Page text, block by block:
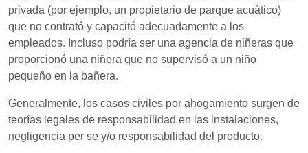
privada (por ejemplo, un propietario de parque acuático)
que no contrató y capacitó adecuadamente a los
empleados. Incluso podría ser una agencia de niñeras que
proporcionó una niñera que no supervisó a un niño
pequeño en la bañera.
Generalmente, los casos civiles por ahogamiento surgen de
teorías legales de responsabilidad en las instalaciones,
negligencia per se y/o responsabilidad del producto.